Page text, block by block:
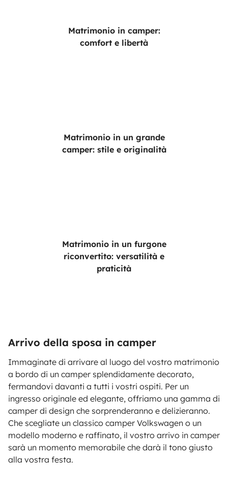
Matrimonio in camper:
comfort e libertà
Matrimonio in un grande
camper: stile e originalità
Matrimonio in un furgone
riconvertito: versatilità e
praticità
Arrivo della sposa in camper
Immaginate di arrivare al luogo del vostro matrimonio
a bordo di un camper splendidamente decorato,
fermandovi davanti a tutti i vostri ospiti. Per un
ingresso originale ed elegante, offriamo una gamma di
camper di design che sorprenderanno e delizieranno.
Che scegliate un classico camper Volkswagen o un
modello moderno e raffinato, il vostro arrivo in camper
sarà un momento memorabile che darà il tono giusto
alla vostra festa.